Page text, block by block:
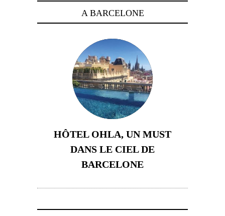
A BARCELONE
HÔTEL OHLA, UN MUST
DANS LE CIEL DE
BARCELONE